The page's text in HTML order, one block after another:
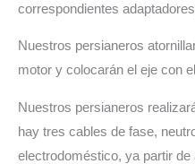
correspondientes
Nuestros persianeros
motor y colocarán el eje con
Nuestros persianeros
hay tres cables de fase,
electrodoméstico, ya partir